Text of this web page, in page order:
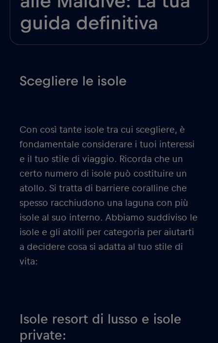
guida definitiva
Scegliere le isole
Con così tante isole tra cui scegliere, è
fondamentale considerare i tuoi interessi
e il tuo stile di viaggio. Ricorda che un
certo numero di isole può costituire un
atollo. Si tratta di barriere coralline che
spesso racchiudono una laguna con più
isole al suo interno. Abbiamo suddiviso le
isole e gli atolli per categoria per aiutarti
a decidere cosa si adatta al tuo stile di
vita:
Isole resort di lusso e isole
private: